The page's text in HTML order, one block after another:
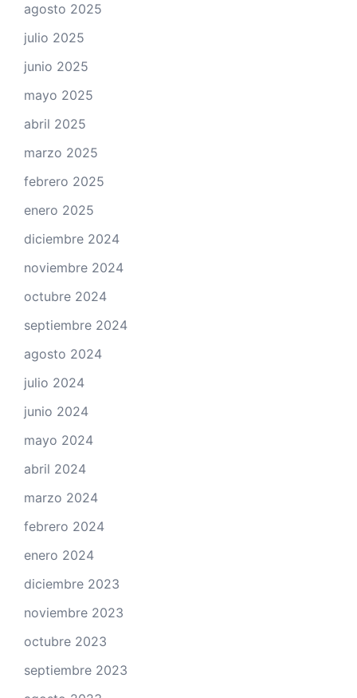
agosto 2025
julio 2025
junio 2025
mayo 2025
abril 2025
marzo 2025
febrero 2025
enero 2025
diciembre 2024
noviembre 2024
octubre 2024
septiembre 2024
agosto 2024
julio 2024
junio 2024
mayo 2024
abril 2024
marzo 2024
febrero 2024
enero 2024
diciembre 2023
noviembre 2023
octubre 2023
septiembre 2023